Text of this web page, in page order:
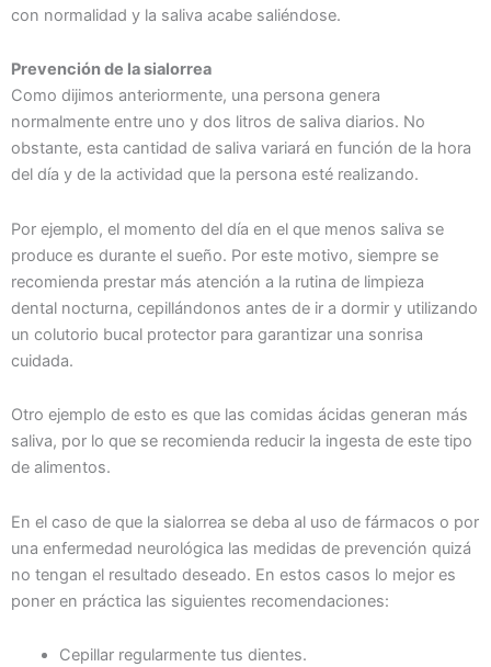
con normalidad y la saliva acabe saliéndose.
Prevención de la sialorrea
Como dijimos anteriormente, una persona genera
normalmente entre uno y dos litros de saliva diarios. No
obstante, esta cantidad de saliva variará en función de la hora
del día y de la actividad que la persona esté realizando.
Por ejemplo, el momento del día en el que menos saliva se
produce es durante el sueño. Por este motivo, siempre se
recomienda prestar más atención a la rutina de limpieza
dental nocturna, cepillándonos antes de ir a dormir y utilizando
un colutorio bucal protector para garantizar una sonrisa
cuidada.
Otro ejemplo de esto es que las comidas ácidas generan más
saliva, por lo que se recomienda reducir la ingesta de este tipo
de alimentos.
En el caso de que la sialorrea se deba al uso de fármacos o por
una enfermedad neurológica las medidas de prevención quizá
no tengan el resultado deseado. En estos casos lo mejor es
poner en práctica las siguientes recomendaciones:
Cepillar regularmente tus dientes.